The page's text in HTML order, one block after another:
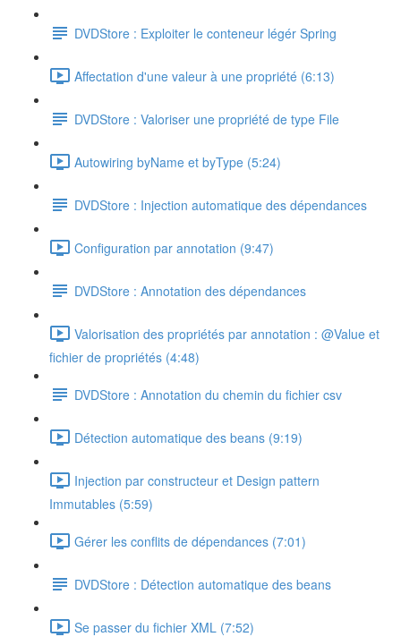
DVDStore : Exploiter le conteneur légér Spring
Affectation d'une valeur à une propriété (6:13)
DVDStore : Valoriser une propriété de type File
Autowiring byName et byType (5:24)
DVDStore : Injection automatique des dépendances
Configuration par annotation (9:47)
DVDStore : Annotation des dépendances
Valorisation des propriétés par annotation : @Value et
fichier de propriétés (4:48)
DVDStore : Annotation du chemin du fichier csv
Détection automatique des beans (9:19)
Injection par constructeur et Design pattern
Immutables (5:59)
Gérer les conflits de dépendances (7:01)
DVDStore : Détection automatique des beans
Se passer du fichier XML (7:52)